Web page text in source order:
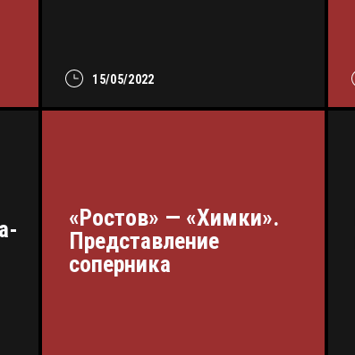
15/05/2022
«Ростов» — «Химки».
Представление
соперника